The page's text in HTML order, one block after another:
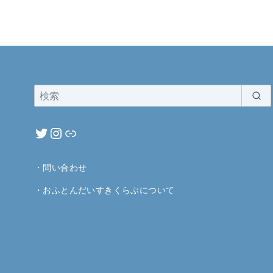
・ 問い合わせ
・ おふとんだいすきくらぶについて